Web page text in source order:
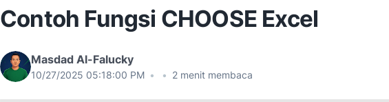
Contoh Fungsi CHOOSE Excel
Masdad Al-Falucky
10/27/2025 05:18:00 PM • • 2 menit membaca